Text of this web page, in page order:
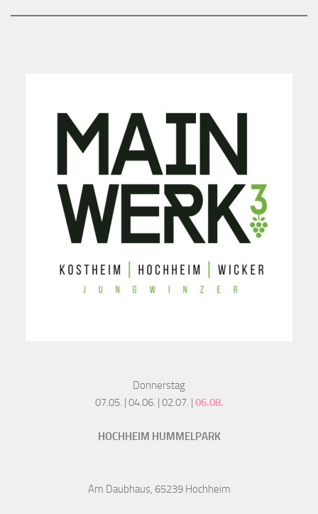
Donnerstag
07.05. | 04.06. | 02.07. | 06.08.
HOCHHEIM HUMMELPARK
Am Daubhaus, 65239 Hochheim